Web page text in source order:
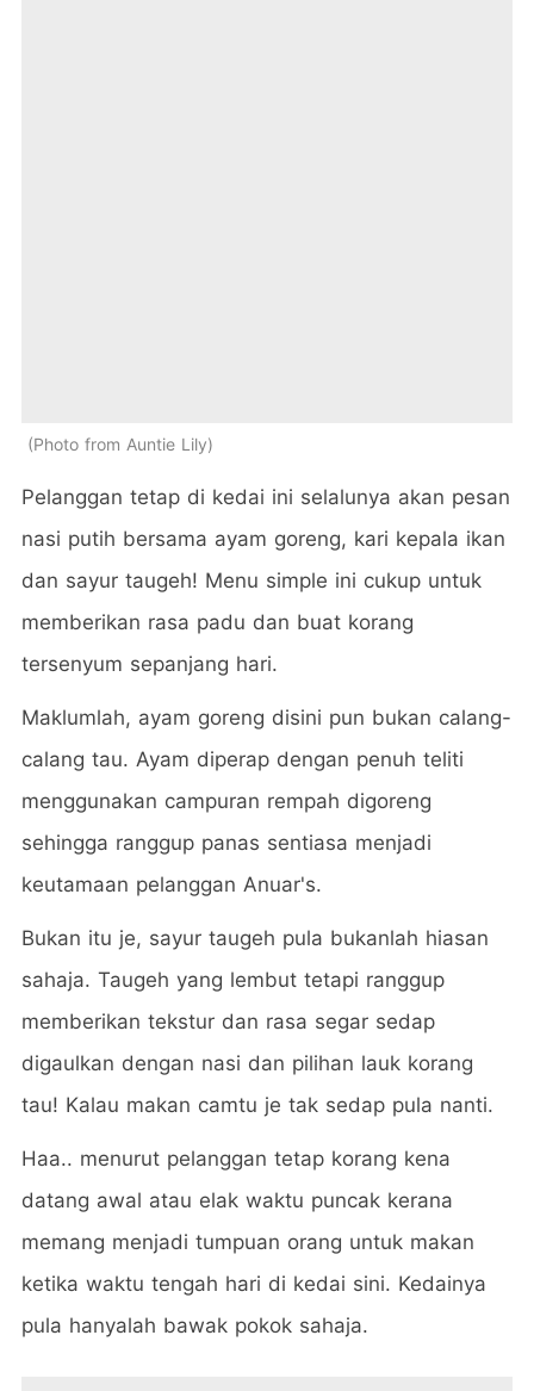
Photo from Auntie Lily
Pelanggan tetap di kedai ini selalunya akan pesan
nasi putih bersama ayam goreng, kari kepala ikan
dan sayur taugeh! Menu simple ini cukup untuk
memberikan rasa padu dan buat korang
tersenyum sepanjang hari.
Maklumlah, ayam goreng disini pun bukan calang-
calang tau. Ayam diperap dengan penuh teliti
menggunakan campuran rempah digoreng
sehingga ranggup panas sentiasa menjadi
keutamaan pelanggan Anuar's.
Bukan itu je, sayur taugeh pula bukanlah hiasan
sahaja. Taugeh yang lembut tetapi ranggup
memberikan tekstur dan rasa segar sedap
digaulkan dengan nasi dan pilihan lauk korang
tau! Kalau makan camtu je tak sedap pula nanti.
Haa.. menurut pelanggan tetap korang kena
datang awal atau elak waktu puncak kerana
memang menjadi tumpuan orang untuk makan
ketika waktu tengah hari di kedai sini. Kedainya
pula hanyalah bawak pokok sahaja.